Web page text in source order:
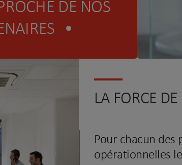
DE NOS
LA FORCE
Pour chacun des
opérationnelles